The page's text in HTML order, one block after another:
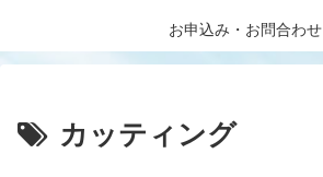
お申込み・お問合わせ
カッティング